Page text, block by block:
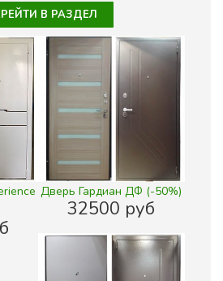
В РАЗДЕЛ
Дверь Гардиан ДФ (-50%)
32500 руб